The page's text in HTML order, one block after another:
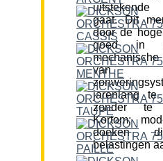
gaat. Dit
door de
goed in
van
jarenlang te
zonder te
Kortom;
doeken
belastingen